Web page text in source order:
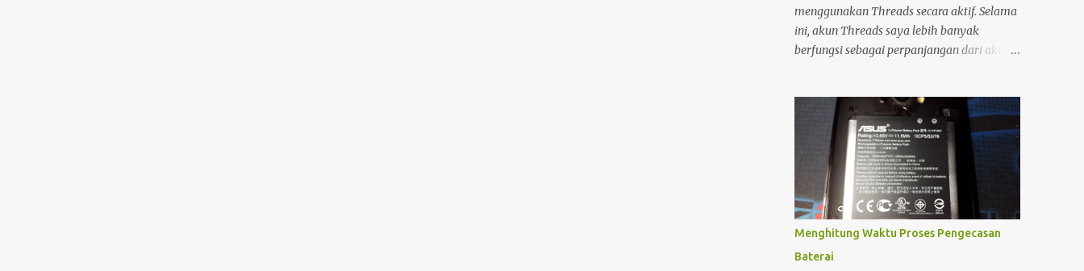
dibawa kemana-mana. Dan perlu diingat
bahwa cadangan daya pada komputer
ketika listrik padam walaupun bisa
Oleh Karena itulah saya masih
membutuhkan Notebook sebagai
penunjang produktifitas dan kreatifitas
saya. Dengan adanya notebook, maka saya
bisa semakin prod...
menggunakan Threads secara aktif. Selama
ini, akun Threads saya lebih banyak
berfungsi sebagai perpanjangan dari akun
Threads. Interaksi yang saya lakukan di
platform tersebut pun relatif minim.
Namun, sekitar setengah bulan yang lalu,
saya mulai kembali aktif membuka dan
menggunakan Threads. Saat menjelajahi
berbagai postingan, saya menemukan
sesuatu yang menarik. Ada seorang pemilik
akun yang menampilkan status bahwa
akun Threads miliknya sudah terhubung
Menghitung Waktu Proses Pengecasan
Baterai